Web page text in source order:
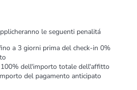
le seguenti penalitá
a 3 giorni prima del check-in 0%
100% dell'importo totale dell'affitto
del pagamento anticipato